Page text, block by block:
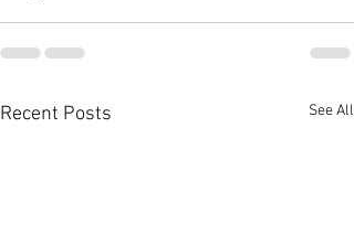
Recent Posts See All